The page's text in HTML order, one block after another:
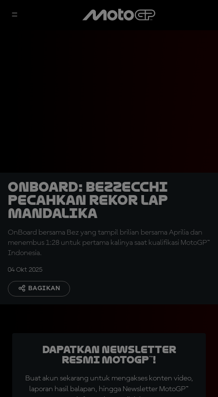
OnBoard: Bezzecchi
Pecahkan Rekor Lap
Mandalika
OnBoard bersama Bez yang tampil brilian bersama Aprilia dan
menembus 1:28 untuk pertama kalinya saat kualifikasi MotoGP™
Indonesia.
04 Okt 2025
BAGIKAN
Dapatkan Newsletter
Resmi MotoGP™!
Buat akun sekarang untuk mengakses konten video,
laporan hasil balapan, hingga Newsletter MotoGP™